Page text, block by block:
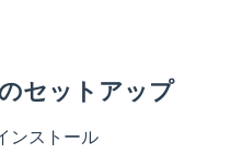
セットアップ
new window)
ンストール